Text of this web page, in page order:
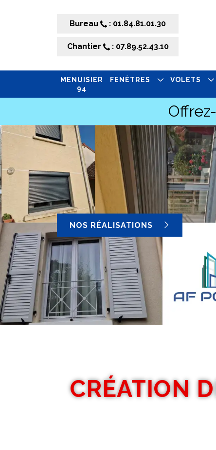
Bureau : 01.84.81.01.30
Chantier : 07.89.52.43.10
MENUISIER
94
FENÊTRES VOLETS
NOS RÉALISATIONS
CRÉATION